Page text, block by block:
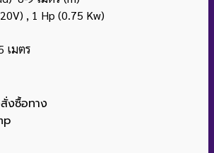
, 1 Hp (0.75 Kw)
เมตร
งซื้อทาง